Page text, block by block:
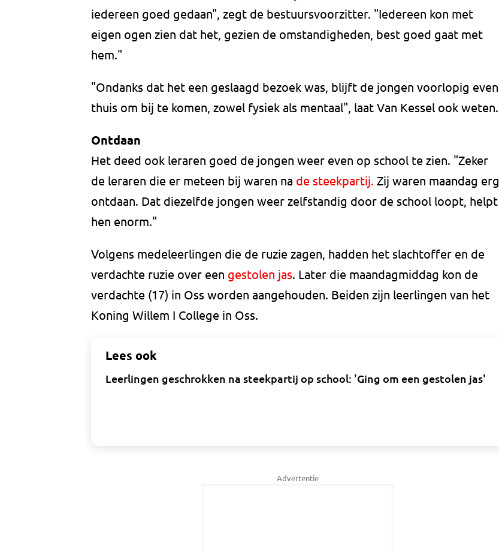
iedereen goed gedaan", zegt de bestuursvoorzitter. "Iedereen kon met
eigen ogen zien dat het, gezien de omstandigheden, best goed gaat met
hem."
"Ondanks dat het een geslaagd bezoek was, blijft de jongen voorlopig even
thuis om bij te komen, zowel fysiek als mentaal", laat Van Kessel ook weten.
Ontdaan
Het deed ook leraren goed de jongen weer even op school te zien. "Zeker
de leraren die er meteen bij waren na de steekpartij. Zij waren maandag erg
ontdaan. Dat diezelfde jongen weer zelfstandig door de school loopt, helpt
hen enorm."
Volgens medeleerlingen die de ruzie zagen, hadden het slachtoffer en de
verdachte ruzie over een gestolen jas. Later die maandagmiddag kon de
verdachte (17) in Oss worden aangehouden. Beiden zijn leerlingen van het
Koning Willem I College in Oss.
Lees ook
Leerlingen geschrokken na steekpartij op school: 'Ging om een gestolen jas'
Advertentie